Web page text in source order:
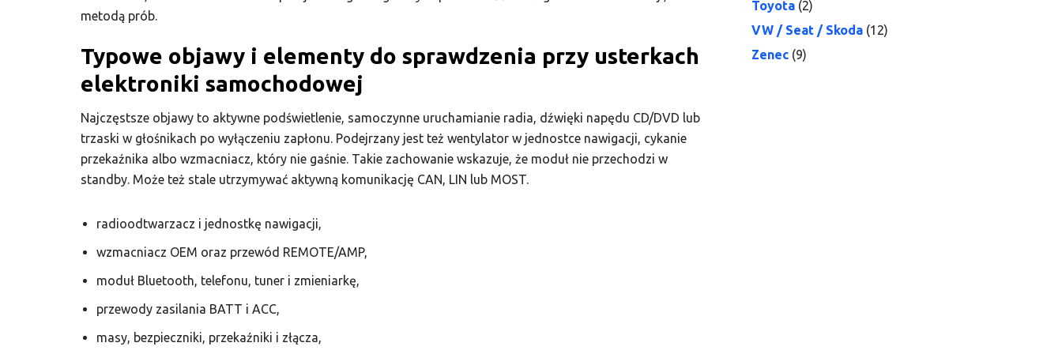
metodą prób.
Typowe objawy i elementy do sprawdzenia przy usterkach
elektroniki samochodowej
Najczęstsze objawy to aktywne podświetlenie, samoczynne uruchamianie radia, dźwięki napędu CD/DVD lub
trzaski w głośnikach po wyłączeniu zapłonu. Podejrzany jest też wentylator w jednostce nawigacji, cykanie
przekaźnika albo wzmacniacz, który nie gaśnie. Takie zachowanie wskazuje, że moduł nie przechodzi w
standby. Może też stale utrzymywać aktywną komunikację CAN, LIN lub MOST.
radioodtwarzacz i jednostkę nawigacji,
wzmacniacz OEM oraz przewód REMOTE/AMP,
moduł Bluetooth, telefonu, tuner i zmieniarkę,
przewody zasilania BATT i ACC,
masy, bezpieczniki, przekaźniki i złącza,
Toyota (2)
VW / Seat / Skoda (12)
Zenec (9)